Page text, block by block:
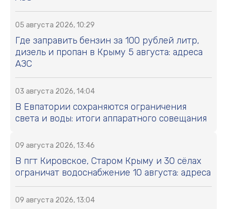
05 августа 2026, 10:29
Где заправить бензин за 100 рублей литр,
дизель и пропан в Крыму 5 августа: адреса
АЗС
03 августа 2026, 14:04
В Евпатории сохраняются ограничения
света и воды: итоги аппаратного совещания
09 августа 2026, 13:46
В пгт Кировское, Старом Крыму и 30 сёлах
ограничат водоснабжение 10 августа: адреса
09 августа 2026, 13:04